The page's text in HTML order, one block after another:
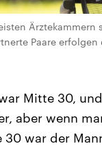
Ärztekammern
Paare erfolgen
Mitte 30,
aber wenn
30 war der